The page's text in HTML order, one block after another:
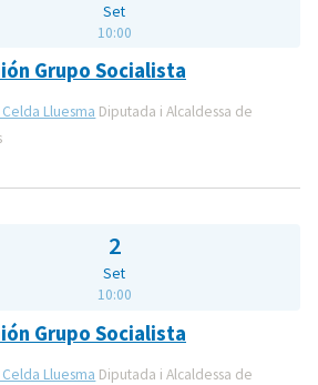
Set
10:00
Grupo Socialista
Lluesma Diputada i Alcaldessa de
2
Set
10:00
Grupo Socialista
Lluesma Diputada i Alcaldessa de